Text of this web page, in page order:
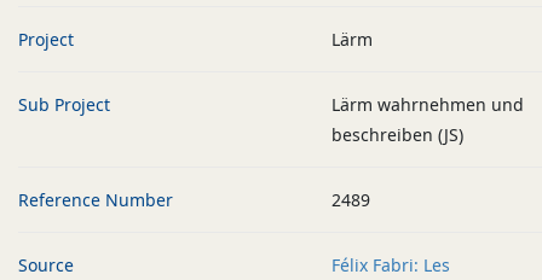
Project Lärm
Sub Project
Lärm wahrnehmen und
beschreiben (JS)
Reference Number 2489
Source
Félix Fabri: Les